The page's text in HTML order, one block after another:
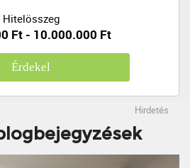
Hitelösszeg
Ft - 10.000.000 Ft
Érdekel
Hirdetés